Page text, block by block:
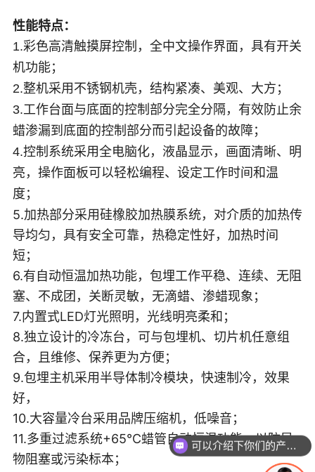
性能特点：
1.彩色高清触摸屏控制，全中文操作界面 ，具有开关
机功能；
2.整机采用不锈钢机壳，结构紧凑、美观、大方；
3.工作台面与底面的控制部分完全分隔，有效防止余
蜡渗漏到底面的控制部分而引起设备的故障；
4.控制系统采用全电脑化，液晶显示，画面清晰、明
亮，操作面板可以轻松编程、设定工作时间和温
度；
5.加热部分采用硅橡胶加热膜系统，对介质的加热传
导均匀，具有安全可靠，热稳定性好，加热时间
短；
6.有自动恒温加热功能，包埋工作平稳、连续、无阻
塞、不成团，关断灵敏，无滴蜡、渗蜡现象；
7.内置式LED灯光照明，光线明亮柔和；
8.独立设计的冷冻台，可与包埋机、切片机任意组
合，且维修、保养更为方便；
9.包埋主机采用半导体制冷模块，快速制冷，效果
好，
10.大容量冷台采用品牌压缩机，低噪音；
11.多重过滤系统+65℃蜡管自动恒温功能，以防异
物阻塞或污染标本；
可以介绍下你们的产品么